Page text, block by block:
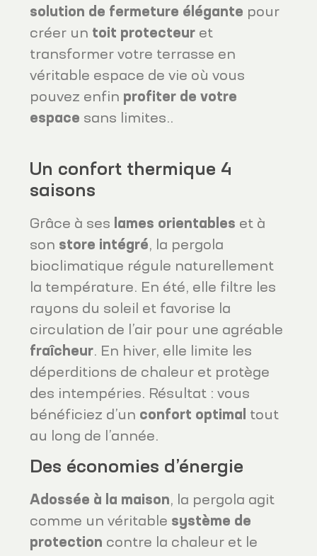
solution de fermeture élégante pour
créer un toit protecteur et
transformer votre terrasse en
véritable espace de vie où vous
pouvez enfin profiter de votre
espace sans limites..
Un confort thermique 4
saisons
Grâce à ses lames orientables et à
son store intégré, la pergola
bioclimatique régule naturellement
la température. En été, elle filtre les
rayons du soleil et favorise la
circulation de l’air pour une agréable
fraîcheur. En hiver, elle limite les
déperditions de chaleur et protège
des intempéries. Résultat : vous
bénéficiez d’un confort optimal tout
au long de l’année.
Des économies d’énergie
Adossée à la maison, la pergola agit
comme un véritable système de
protection contre la chaleur et le